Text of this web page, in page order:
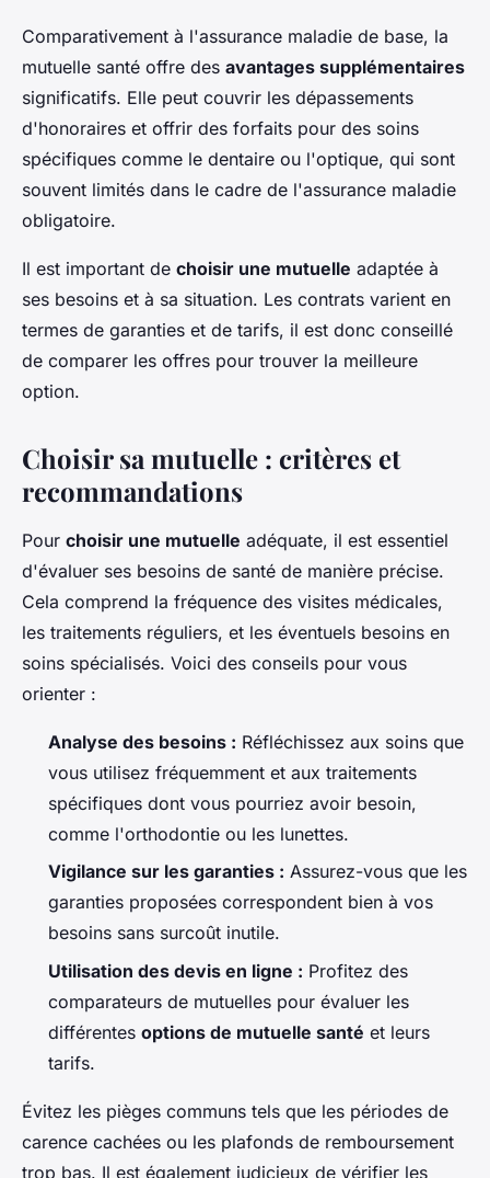
Comparativement à l'assurance maladie de base, la
mutuelle santé offre des avantages supplémentaires
significatifs. Elle peut couvrir les dépassements
d'honoraires et offrir des forfaits pour des soins
spécifiques comme le dentaire ou l'optique, qui sont
souvent limités dans le cadre de l'assurance maladie
obligatoire.
Il est important de choisir une mutuelle adaptée à
ses besoins et à sa situation. Les contrats varient en
termes de garanties et de tarifs, il est donc conseillé
de comparer les offres pour trouver la meilleure
option.
Choisir sa mutuelle : critères et
recommandations
Pour choisir une mutuelle adéquate, il est essentiel
d'évaluer ses besoins de santé de manière précise.
Cela comprend la fréquence des visites médicales,
les traitements réguliers, et les éventuels besoins en
soins spécialisés. Voici des conseils pour vous
orienter :
Analyse des besoins : Réfléchissez aux soins que
vous utilisez fréquemment et aux traitements
spécifiques dont vous pourriez avoir besoin,
comme l'orthodontie ou les lunettes.
Vigilance sur les garanties : Assurez-vous que les
garanties proposées correspondent bien à vos
besoins sans surcoût inutile.
Utilisation des devis en ligne : Profitez des
comparateurs de mutuelles pour évaluer les
différentes options de mutuelle santé et leurs
tarifs.
Évitez les pièges communs tels que les périodes de
carence cachées ou les plafonds de remboursement
trop bas. Il est également judicieux de vérifier les